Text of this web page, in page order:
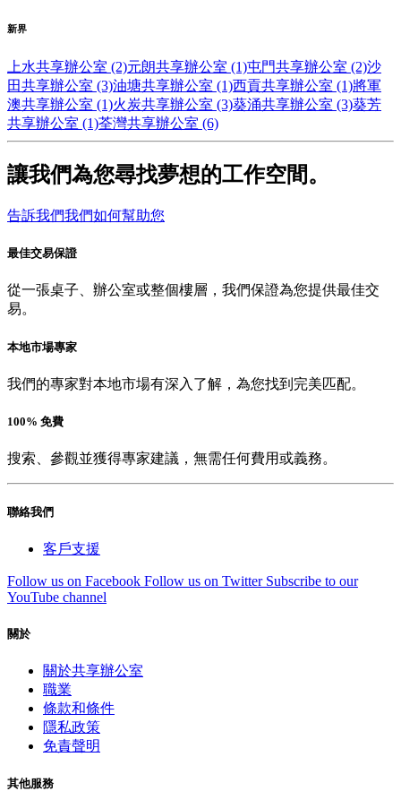
新界
上水共享辦公室 (2)元朗共享辦公室 (1)屯門共享辦公室 (2)沙
田共享辦公室 (3)油塘共享辦公室 (1)西貢共享辦公室 (1)將軍
澳共享辦公室 (1)火炭共享辦公室 (3)葵涌共享辦公室 (3)葵芳
共享辦公室 (1)荃灣共享辦公室 (6)
讓我們為您尋找夢想的工作空間。
告訴我們我們如何幫助您
最佳交易保證
從一張桌子、辦公室或整個樓層，我們保證為您提供最佳交
易。
本地市場專家
我們的專家對本地市場有深入了解，為您找到完美匹配。
100% 免費
搜索、參觀並獲得專家建議，無需任何費用或義務。
聯絡我們
客戶支援
Follow us on Facebook Follow us on Twitter Subscribe to our
YouTube channel
關於
關於共享辦公室
職業
條款和條件
隱私政策
免責聲明
其他服務